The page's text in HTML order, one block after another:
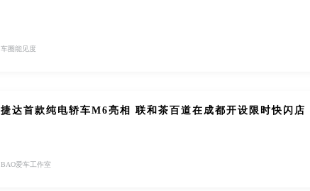
车圈能见度
捷达首款纯电轿车M6亮相 联和茶百道在成都开设限时快闪店
BAO爱车工作室